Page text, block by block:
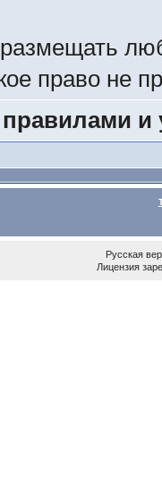
право не
Русская
Лицензия